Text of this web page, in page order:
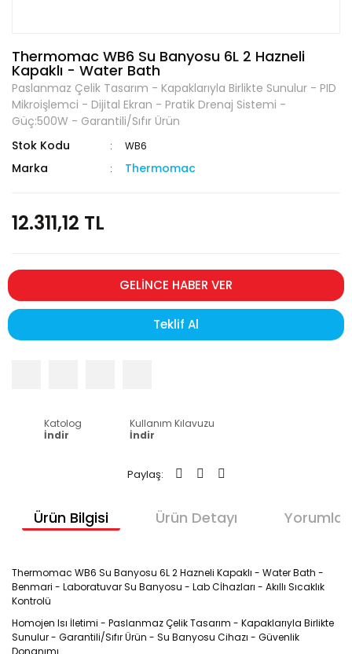
Thermomac WB6 Su Banyosu 6L 2 Hazneli
Kapaklı - Water Bath
Paslanmaz Çelik Tasarım - Kapaklarıyla Birlikte Sunulur - PID
Mikroişlemci - Dijital Ekran - Pratik Drenaj Sistemi -
Güç:500W - Garantili/Sıfır Ürün
Stok Kodu
WB6
Marka Thermomac
12.311,12 TL
GELİNCE HABER VER
Teklif Al
Katolog
İndir
Kullanım Kılavuzu
İndir
Paylaş:
Ürün Bilgisi Ürün Detayı Yorumlar
Thermomac WB6 Su Banyosu 6L 2 Hazneli Kapaklı - Water Bath -
Benmari - Laboratuvar Su Banyosu - Lab Cİhazları - Akıllı Sıcaklık
Kontrolü
Homojen Isı İletimi - Paslanmaz Çelik Tasarım - Kapaklarıyla Birlikte
Sunulur - Garantili/Sıfır Ürün - Su Banyosu Cihazı - Güvenlik
Donanımı